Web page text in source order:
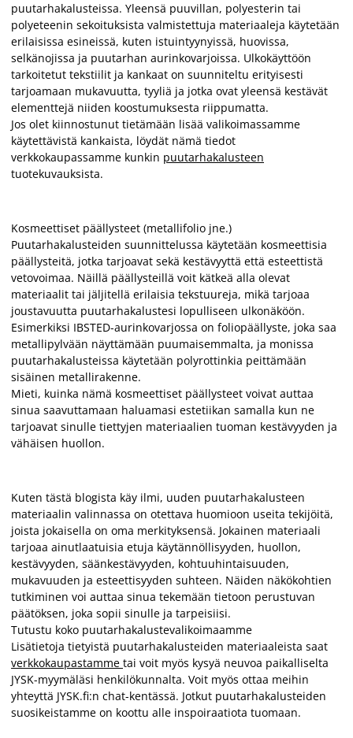
puutarhakalusteissa. Yleensä puuvillan, polyesterin tai
polyeteenin sekoituksista valmistettuja materiaaleja käytetään
erilaisissa esineissä, kuten istuintyynyissä, huovissa,
selkänojissa ja puutarhan aurinkovarjoissa. Ulkokäyttöön
tarkoitetut tekstiilit ja kankaat on suunniteltu erityisesti
tarjoamaan mukavuutta, tyyliä ja jotka ovat yleensä kestävät
elementtejä niiden koostumuksesta riippumatta.
Jos olet kiinnostunut tietämään lisää valikoimassamme
käytettävistä kankaista, löydät nämä tiedot
verkkokaupassamme kunkin puutarhakalusteen
tuotekuvauksista.
Kosmeettiset päällysteet (metallifolio jne.)
Puutarhakalusteiden suunnittelussa käytetään kosmeettisia
päällysteitä, jotka tarjoavat sekä kestävyyttä että esteettistä
vetovoimaa. Näillä päällysteillä voit kätkeä alla olevat
materiaalit tai jäljitellä erilaisia tekstuureja, mikä tarjoaa
joustavuutta puutarhakalustesi lopulliseen ulkonäköön.
Esimerkiksi IBSTED-aurinkovarjossa on foliopäällyste, joka saa
metallipylvään näyttämään puumaisemmalta, ja monissa
puutarhakalusteissa käytetään polyrottinkia peittämään
sisäinen metallirakenne.
Mieti, kuinka nämä kosmeettiset päällysteet voivat auttaa
sinua saavuttamaan haluamasi estetiikan samalla kun ne
tarjoavat sinulle tiettyjen materiaalien tuoman kestävyyden ja
vähäisen huollon.
Kuten tästä blogista käy ilmi, uuden puutarhakalusteen
materiaalin valinnassa on otettava huomioon useita tekijöitä,
joista jokaisella on oma merkityksensä. Jokainen materiaali
tarjoaa ainutlaatuisia etuja käytännöllisyyden, huollon,
kestävyyden, säänkestävyyden, kohtuuhintaisuuden,
mukavuuden ja esteettisyyden suhteen. Näiden näkökohtien
tutkiminen voi auttaa sinua tekemään tietoon perustuvan
päätöksen, joka sopii sinulle ja tarpeisiisi.
Tutustu koko puutarhakalustevalikoimaamme
Lisätietoja tietyistä puutarhakalusteiden materiaaleista saat
verkkokaupastamme tai voit myös kysyä neuvoa paikalliselta
JYSK-myymäläsi henkilökunnalta. Voit myös ottaa meihin
yhteyttä JYSK.fi:n chat-kentässä. Jotkut puutarhakalusteiden
suosikeistamme on koottu alle inspoiraatiota tuomaan.